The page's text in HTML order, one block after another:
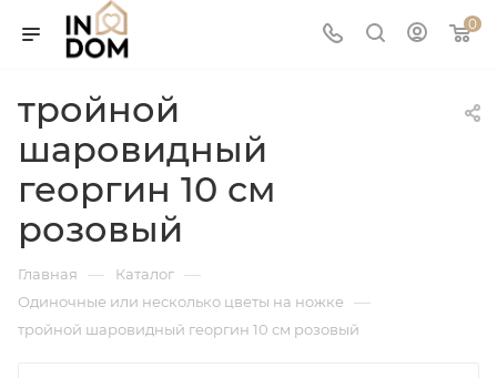
0
тройной
шаровидный
георгин 10 см
розовый
Главная — Каталог —
Одиночные или несколько цветы на ножке —
тройной шаровидный георгин 10 см розовый